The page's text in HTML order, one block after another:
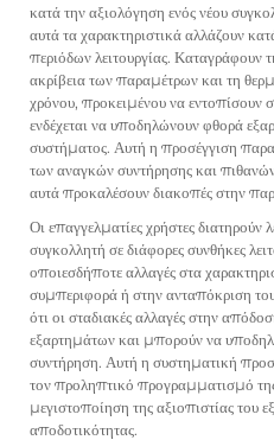
κατά την αξιολόγηση ενός νέου
αυτά τα χαρακτηριστικά αλλάζουν
περιόδων λειτουργίας. Καταγράφουν
ακρίβεια των παραμέτρων και τη
χρόνου, προκειμένου να εντοπίσουν
ενδέχεται να υποδηλώνουν φθορά
συστήματος. Αυτή η προσέγγιση
των αναγκών συντήρησης και
αυτά προκαλέσουν διακοπές στην
Οι επαγγελματίες χρήστες
συγκολλητή σε διάφορες συνθήκες
οποιεσδήποτε αλλαγές στα
συμπεριφορά ή στην ανταπόκριση
ότι οι σταδιακές αλλαγές στην
εξαρτημάτων και μπορούν να
συντήρηση. Αυτή η συστηματική
τον προληπτικό προγραμματισμό
μεγιστοποίηση της αξιοπιστίας του
αποδοτικότητας.